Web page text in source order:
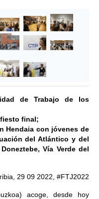
de Trabajo de los
final;
Hendaia con jóvenes de
del Atlántico y del
Vía Verde del
29 09 2022, #FTJ2022
acoge, desde hoy